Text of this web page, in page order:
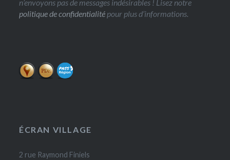
n’envoyons pas de messages indésirables ! Lisez notre
politique de confidentialité pour plus d’informations.
ÉCRAN VILLAGE
2 rue Raymond Finiels